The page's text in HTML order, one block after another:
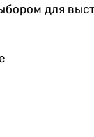
для